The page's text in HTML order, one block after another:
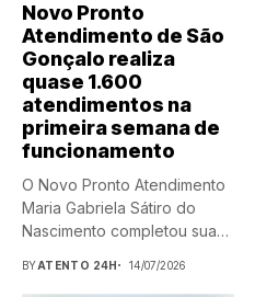
Novo Pronto
Atendimento de São
Gonçalo realiza
quase 1.600
atendimentos na
primeira semana de
funcionamento
O Novo Pronto Atendimento
Maria Gabriela Sátiro do
Nascimento completou sua
BYATENTO 24H 14/07/2026